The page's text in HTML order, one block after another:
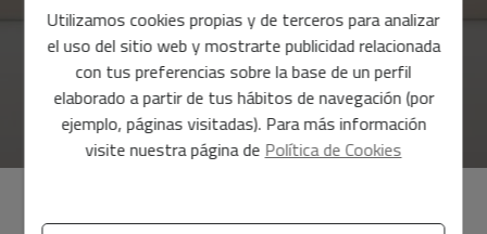
Utilizamos cookies propias y de terceros para analizar
el uso del sitio web y mostrarte publicidad relacionada
con tus preferencias sobre la base de un perfil
elaborado a partir de tus hábitos de navegación (por
ejemplo, páginas visitadas). Para más información
visite nuestra página de Política de Cookies